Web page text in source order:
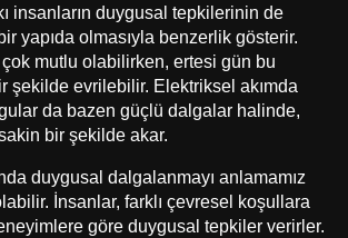
insanların duygusal tepkilerinin de
yapıda olmasıyla benzerlik gösterir.
mutlu olabilirken, ertesi gün bu
şekilde evrilebilir. Elektriksel akımda
da bazen güçlü dalgalar halinde,
bir şekilde akar.
duygusal dalgalanmayı anlamamız
İnsanlar, farklı çevresel koşullara
göre duygusal tepkiler verirler.